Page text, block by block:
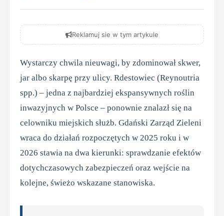
Reklamuj sie w tym artykule
Wystarczy chwila nieuwagi, by zdominował skwer,
jar albo skarpę przy ulicy. Rdestowiec (Reynoutria
spp.) – jedna z najbardziej ekspansywnych roślin
inwazyjnych w Polsce – ponownie znalazł się na
celowniku miejskich służb. Gdański Zarząd Zieleni
wraca do działań rozpoczętych w 2025 roku i w
2026 stawia na dwa kierunki: sprawdzanie efektów
dotychczasowych zabezpieczeń oraz wejście na
kolejne, świeżo wskazane stanowiska.